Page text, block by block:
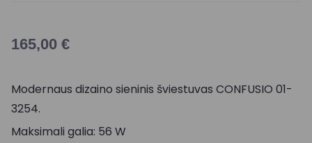
165,00 €
Modernaus dizaino sieninis šviestuvas CONFUSIO 01-
3254.
Maksimali galia: 56 W